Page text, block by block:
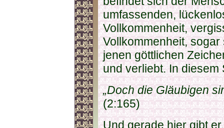
umfassenden,
Vollkommenheit,
Vollkommenheit,
jenen göttlichen
und verliebt. In diesem
„Doch die Gläubigen
(2:165)
Und gerade hier gibt